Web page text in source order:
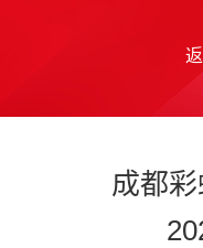
成都